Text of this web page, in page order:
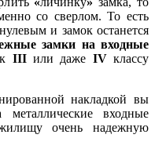
со сверлом. То есть
и замок останется
замки на входные
IIIили даже IVклассу
накладкой вы
входные
очень надежную